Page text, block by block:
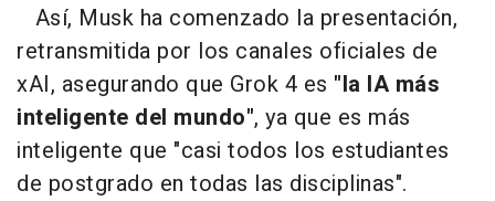
Así, Musk ha comenzado la presentación,
retransmitida por los canales oficiales de
xAI, asegurando que Grok 4 es "la IA más
inteligente del mundo", ya que es más
inteligente que "casi todos los estudiantes
de postgrado en todas las disciplinas".